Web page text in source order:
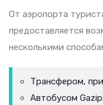
От аэропорта
предоставляется
несколькими
Трансфером,
Автобусом